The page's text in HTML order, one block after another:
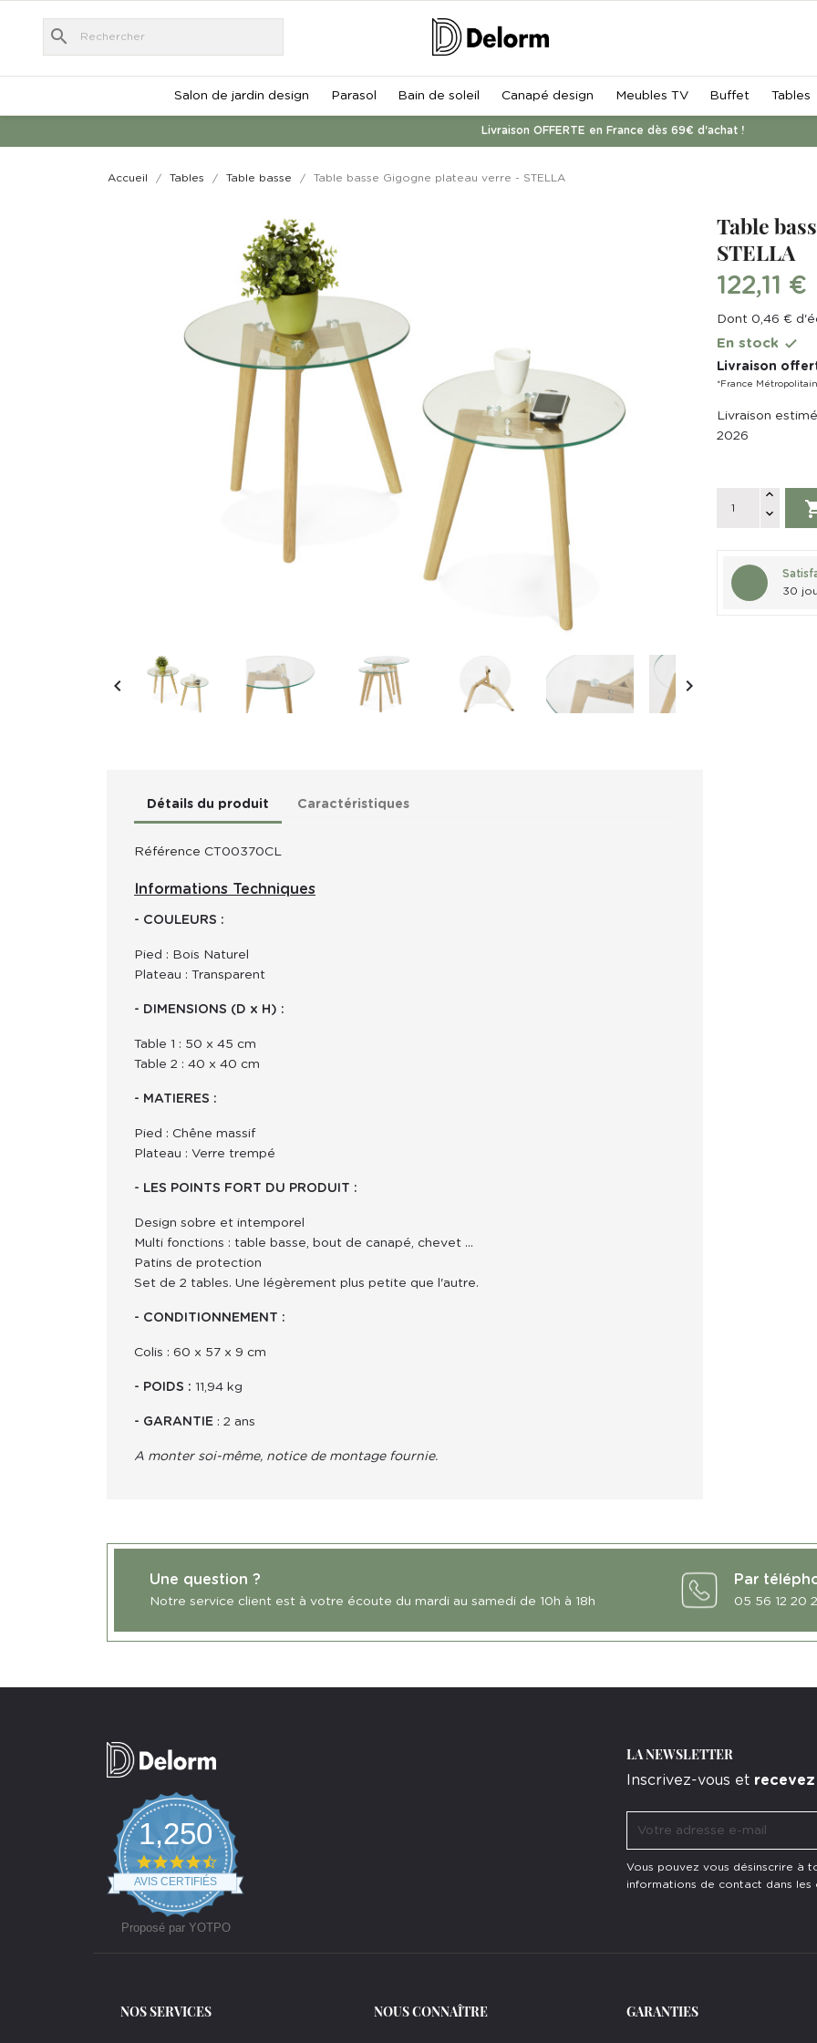
search
Salon de jardin design Parasol Bain de soleil Canapé design Meubles TV Buffet Tables
Livraison OFFERTE en France dès 69€ d'achat !
Accueil Tables Table basse Table basse Gigogne plateau verre - STELLA
 
Détails du produit Caractéristiques
Référence CT00370CL
Informations Techniques
- COULEURS :
Pied : Bois Naturel
Plateau : Transparent
- DIMENSIONS (D x H) :
Table 1 : 50 x 45 cm
Table 2 : 40 x 40 cm
- MATIERES :
Pied : Chêne massif
Plateau : Verre trempé
- LES POINTS FORT DU PRODUIT :
Design sobre et intemporel
Multi fonctions : table basse, bout de canapé, chevet ...
Patins de protection
Set de 2 tables. Une légèrement plus petite que l'autre.
- CONDITIONNEMENT :
Colis : 60 x 57 x 9 cm
- POIDS : 11,94 kg
- GARANTIE : 2 ans
A monter soi-même, notice de montage fournie.
Table
STELLA
122,11 €
Dont 0,46 €
En stock 
Livraison
*France
Livraison
2026
30
Une question ?
Notre service client est à votre écoute du mardi au samedi de 10h à 18h
Par
05 56 12 20
1,250
4.7
star
rating
AVIS CERTIFIÉS
Proposé par YOTPO
LA NEWSLETTER
Inscrivez-vous et
Vous pouvez vous désinscrire à
informations de contact dans les
NOS SERVICES NOUS CONNAÎTRE GARANTIES